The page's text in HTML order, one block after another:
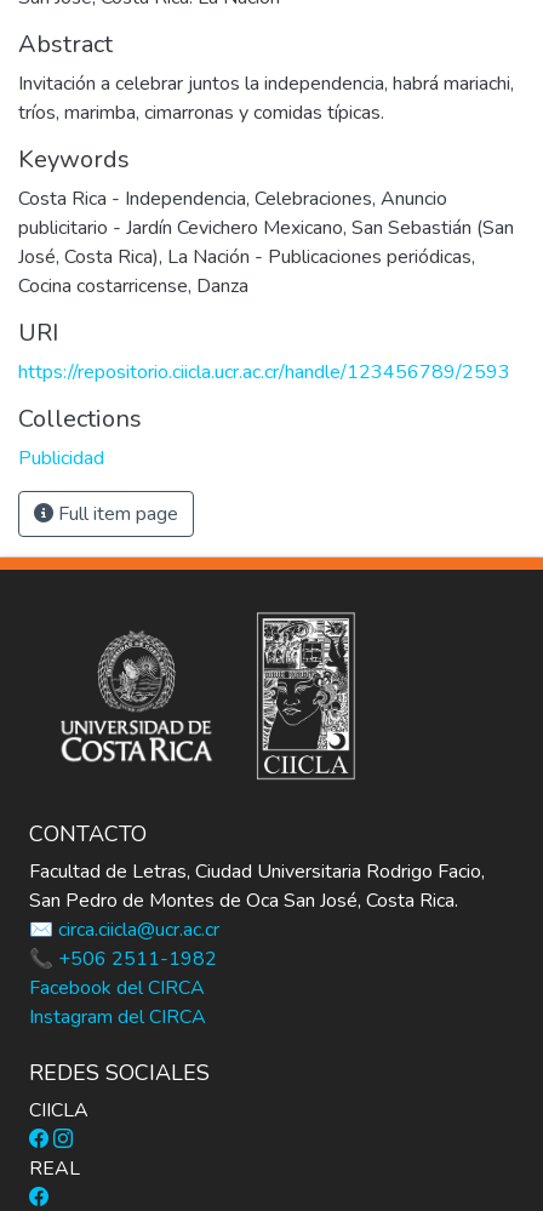
Abstract
Invitación a celebrar juntos la independencia, habrá mariachi,
tríos, marimba, cimarronas y comidas típicas.
Keywords
Costa Rica - Independencia, Celebraciones, Anuncio
publicitario - Jardín Cevichero Mexicano, San Sebastián (San
José, Costa Rica), La Nación - Publicaciones periódicas,
Cocina costarricense, Danza
URI
https://repositorio.ciicla.ucr.ac.cr/handle/123456789/2593
Collections
Publicidad
Full item page
CONTACTO
Facultad de Letras, Ciudad Universitaria Rodrigo Facio,
San Pedro de Montes de Oca San José, Costa Rica.
✉️ circa.ciicla@ucr.ac.cr
📞 +506 2511-1982
Facebook del CIRCA
Instagram del CIRCA
REDES SOCIALES
CIICLA
REAL